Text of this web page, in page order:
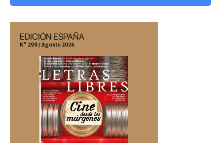
EDICIÓN ESPAÑA
N° 299 / Agosto 2026